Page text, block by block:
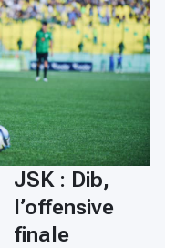
JSK : Dib,
l’offensive
finale